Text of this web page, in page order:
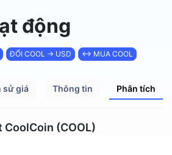
động
ĐỔI COOL → USD ↔ MUA COOL
sử giá Thông tin Phân tích
(COOL)